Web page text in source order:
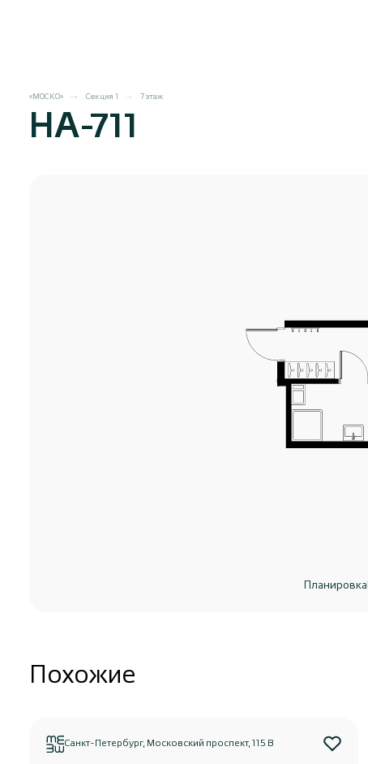
«МОСКО» Секция 1 7 этаж
НА-711
Планировка
Похожие
Санкт-Петербург, Московский проспект, 115 В